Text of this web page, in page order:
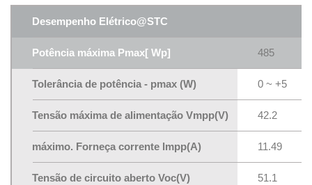
Desempenho Elétrico@STC
Potência máxima Pmax[ Wp] 485
Tolerância de potência - pmax (W) 0 ~ +5
Tensão máxima de alimentação Vmpp(V) 42.2
máximo. Forneça corrente lmpp(A) 11.49
Tensão de circuito aberto Voc(V) 51.1